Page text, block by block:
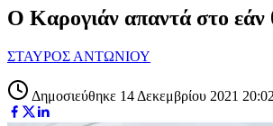
Ο Καρογιάν απαντά στο εάν
ΣΤΑΥΡΟΣ ΑΝΤΩΝΙΟΥ
Δημοσιεύθηκε 14 Δεκεμβρίου 2021 20:02